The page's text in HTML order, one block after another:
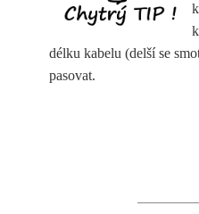
délku kabelu (delší se
pasovat.